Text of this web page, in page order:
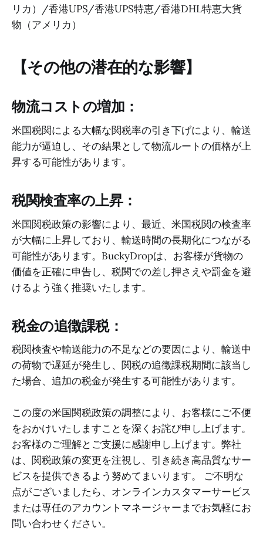
リカ）/香港UPS/香港UPS特恵/香港DHL特恵大貨
物（アメリカ）
【その他の潜在的な影響】
物流コストの増加：
米国税関による大幅な関税率の引き下げにより、輸送
能力が逼迫し、その結果として物流ルートの価格が上
昇する可能性があります。
税関検査率の上昇：
米国関税政策の影響により、最近、米国税関の検査率
が大幅に上昇しており、輸送時間の長期化につながる
可能性があります。BuckyDropは、お客様が貨物の
価値を正確に申告し、税関での差し押さえや罰金を避
けるよう強く推奨いたします。
税金の追徴課税：
税関検査や輸送能力の不足などの要因により、輸送中
の荷物で遅延が発生し、関税の追徴課税期間に該当し
た場合、追加の税金が発生する可能性があります。
この度の米国関税政策の調整により、お客様にご不便
をおかけいたしますことを深くお詫び申し上げます。
お客様のご理解とご支援に感謝申し上げます。弊社
は、関税政策の変更を注視し、引き続き高品質なサー
ビスを提供できるよう努めてまいります。 ご不明な
点がございましたら、オンラインカスタマーサービス
または専任のアカウントマネージャーまでお気軽にお
問い合わせください。